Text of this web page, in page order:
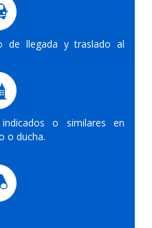
de llegada y traslado al
o similares en
o ducha.